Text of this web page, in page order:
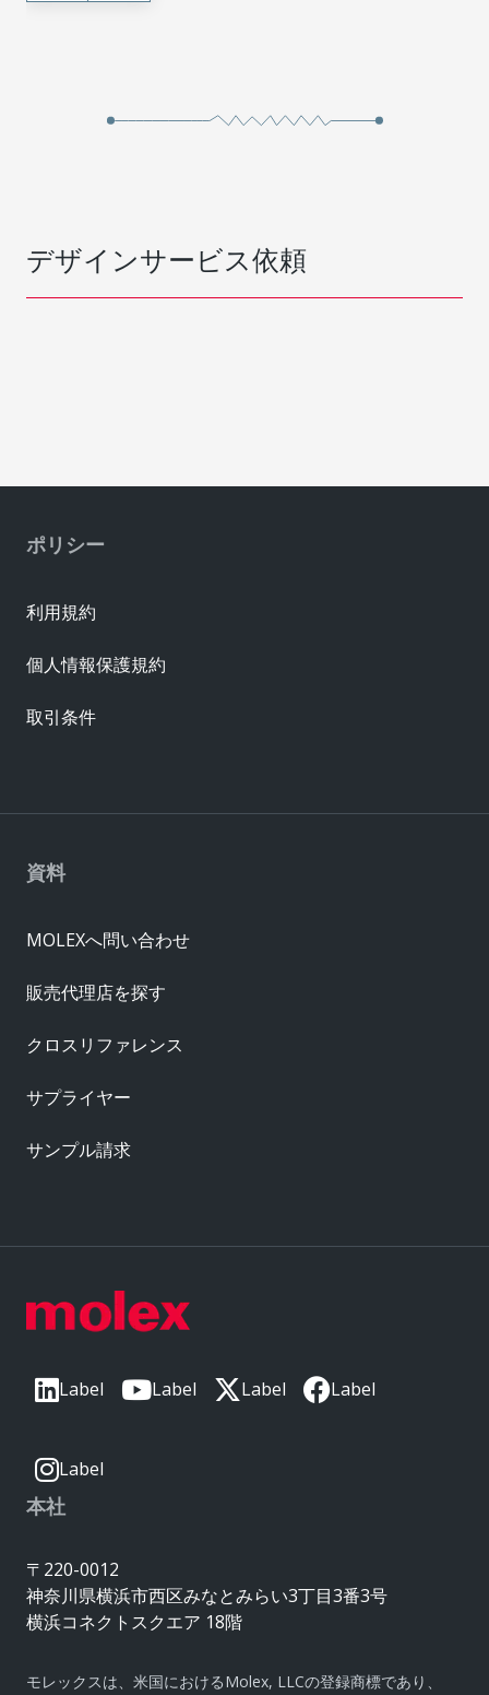
デザインサービス依頼
Label Label Label Label
Label
本社
〒220-0012
神奈川県横浜市西区みなとみらい3丁目3番3号
横浜コネクトスクエア 18階
モレックスは、米国におけるMolex, LLCの登録商標であり、
資料
MOLEXへ問い合わせ
販売代理店を探す
クロスリファレンス
サプライヤー
サンプル請求
ポリシー
利用規約
個人情報保護規約
取引条件